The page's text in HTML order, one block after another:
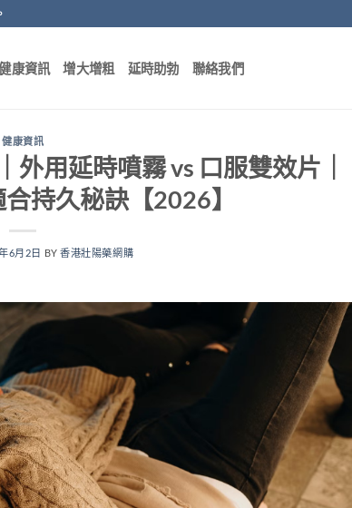
康資訊 增大增粗 延時助勃 聯絡我們
健康資訊
用延時噴霧 vs 口服雙效片｜
持久秘訣【2026】
6月2日 BY香港壯陽藥網購